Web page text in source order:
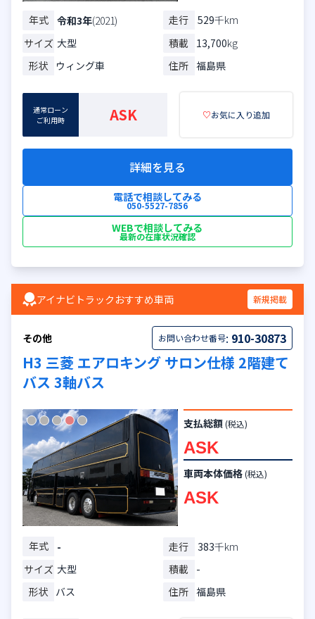
年式 令和3年(2021) 走行 529千km
サイズ 大型 積載 13,700kg
形状
ウィング車 住所 福島県
通常ローン
ご利用時
ASK ♡お気に入り追加
詳細を見る
電話で相談してみる
050-5527-7856
WEBで相談してみる
最新の在庫状況確認
アイナビトラックおすすめ車両 新規掲載
その他 お問い合わせ番号: 910-30873
H3 三菱 エアロキング サロン仕様 2階建て
バス 3軸バス
支払総額 (税込)
ASK
車両本体価格 (税込)
ASK
年式 - 走行 383千km
サイズ 大型 積載
-
形状 バス 住所 福島県